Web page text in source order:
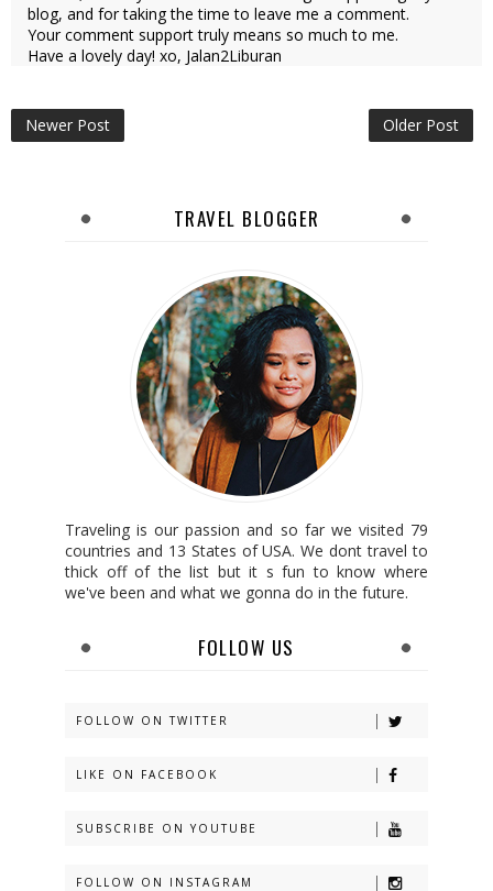
blog, and for taking the time to leave me a comment.
Your comment support truly means so much to me.
Have a lovely day! xo, Jalan2Liburan
Newer Post Older Post
TRAVEL BLOGGER
Traveling is our passion and so far we visited 79
countries and 13 States of USA. We dont travel to
thick off of the list but it s fun to know where
we've been and what we gonna do in the future.
FOLLOW US
FOLLOW ON TWITTER
LIKE ON FACEBOOK
SUBSCRIBE ON YOUTUBE
FOLLOW ON INSTAGRAM